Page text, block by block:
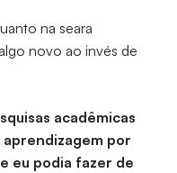
na seara
novo ao invés de
acadêmicas
por
eu podia fazer de